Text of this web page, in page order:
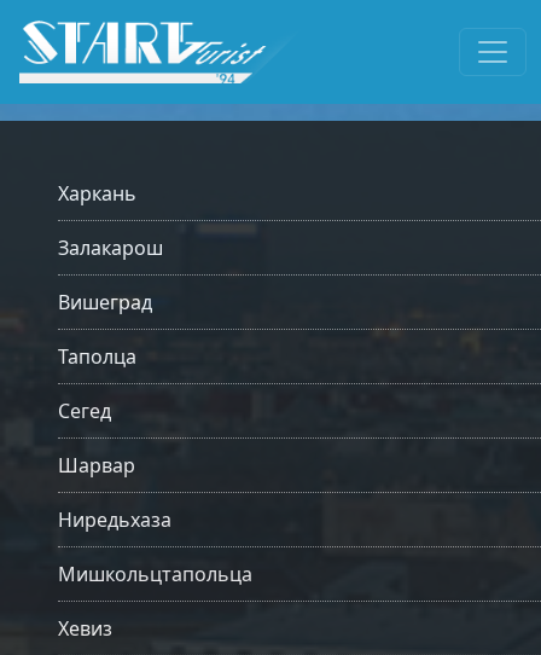
Харкань
Залакарош
Вишеград
Таполца
Сегед
Шарвар
Ниредьхаза
Мишкольцтапольца
Хевиз